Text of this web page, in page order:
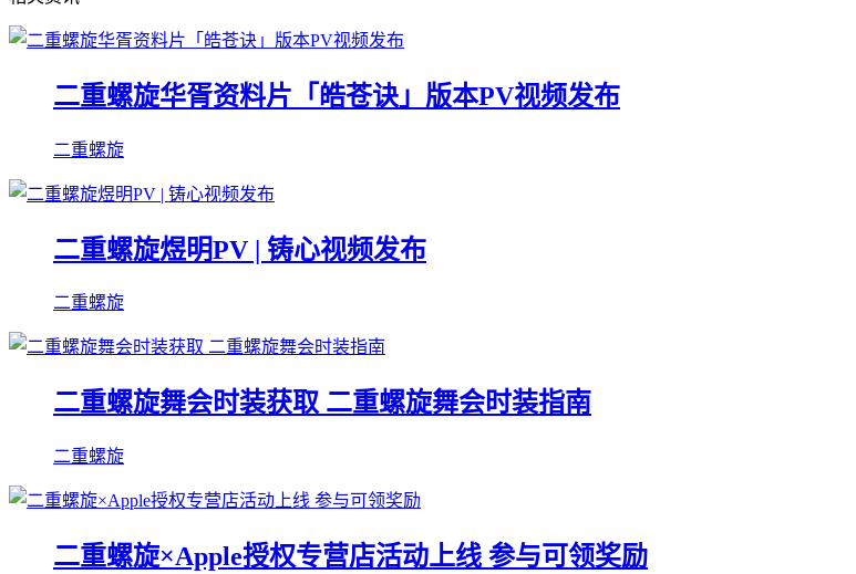
二重螺旋华胥资料片「皓苍诀」版本PV视频发布
二重螺旋
二重螺旋煜明PV | 铸心视频发布
二重螺旋
二重螺旋舞会时装获取 二重螺旋舞会时装指南
二重螺旋
二重螺旋×Apple授权专营店活动上线 参与可领奖励